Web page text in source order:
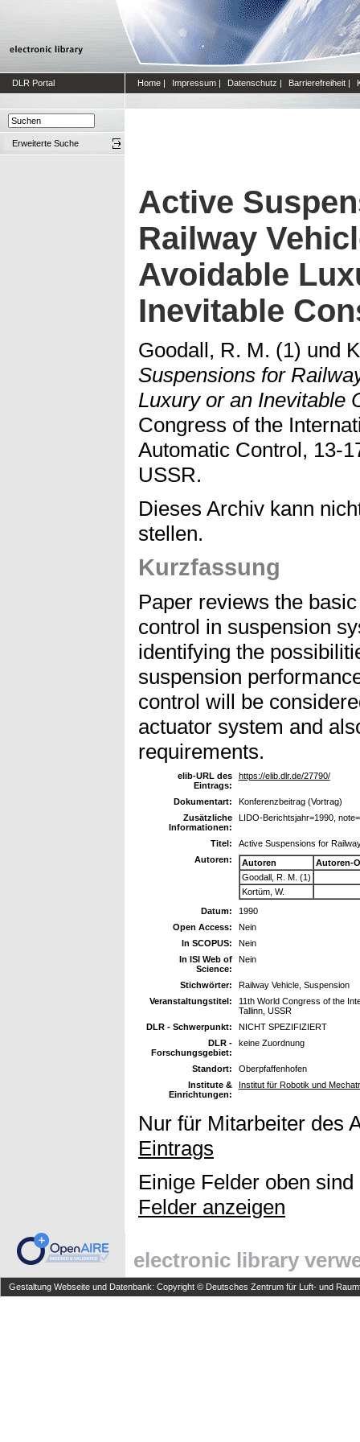
DLR Portal Home | Impressum | Datenschutz | Barrierefreiheit |
Erweiterte Suche
Active
Railway
Avoidable
Inevitable
Goodall, R. M. (1) und
Suspensions for
Luxury or an Inevitable
Congress of the
Automatic Control, 13-
USSR.
Dieses Archiv kann
stellen.
Kurzfassung
Paper reviews the
control in suspension
identifying the
suspension
control will be
actuator system and
requirements.
elib-URL des
Eintrags:
https://elib.dlr.de/27790/
Dokumentart:
Konferenzbeitrag (Vortrag)
Zusätzliche
Informationen:
LIDO-Berichtsjahr=1990,
Titel:
Active Suspensions for
Autoren:
Autoren
Autoren-
Goodall, R. M. (1)
Kortüm, W.
Datum:
1990
Open Access:
Nein
In SCOPUS:
Nein
In ISI Web of
Science:
Nein
Stichwörter:
Railway Vehicle, Suspension
Veranstaltungstitel:
11th World Congress of the
Tallinn, USSR
DLR - Schwerpunkt:
NICHT SPEZIFIZIERT
DLR -
Forschungsgebiet:
keine Zuordnung
Standort:
Oberpfaffenhofen
Institute &
Einrichtungen:
Institut für Robotik und
Nur für Mitarbeiter des
Eintrags
Einige Felder oben
Felder anzeigen
electronic library
Gestaltung Webseite und Datenbank: Copyright © Deutsches Zentrum für Luft- und